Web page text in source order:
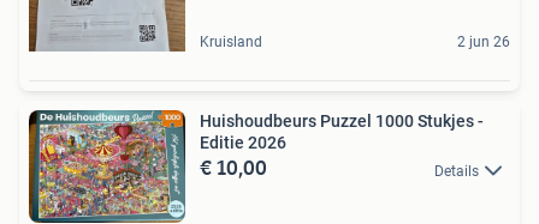
Kruisland 2 jun 26
Huishoudbeurs Puzzel 1000 Stukjes -
Editie 2026
€ 10,00 Details